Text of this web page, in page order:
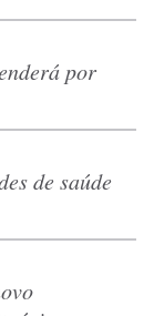
por
de saúde